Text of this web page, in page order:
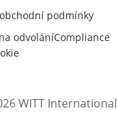
podmínky
odvoláníCompliance
WITT International